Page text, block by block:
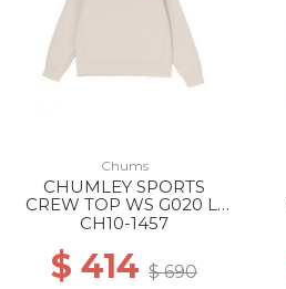
Chums
CHUMLEY SPORTS
CREW TOP WS G020 Lt
Gray
CH10-1457
$ 414 $ 690